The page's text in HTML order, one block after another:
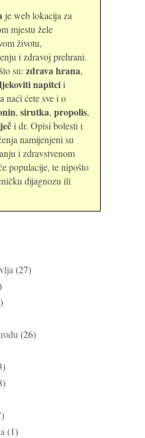
je web lokacija za
mjestu žele
životu,
i zdravoj prehrani.
su: zdrava hrana,
ljekoviti napitcii
naći ćete sve i o
, sirutka, propolis,
i dr. Opisi bolesti i
namijenjeni su
i zdravstvenom
populacije, te nipošto
dijagnozu ili
(27)
(26)
(1)